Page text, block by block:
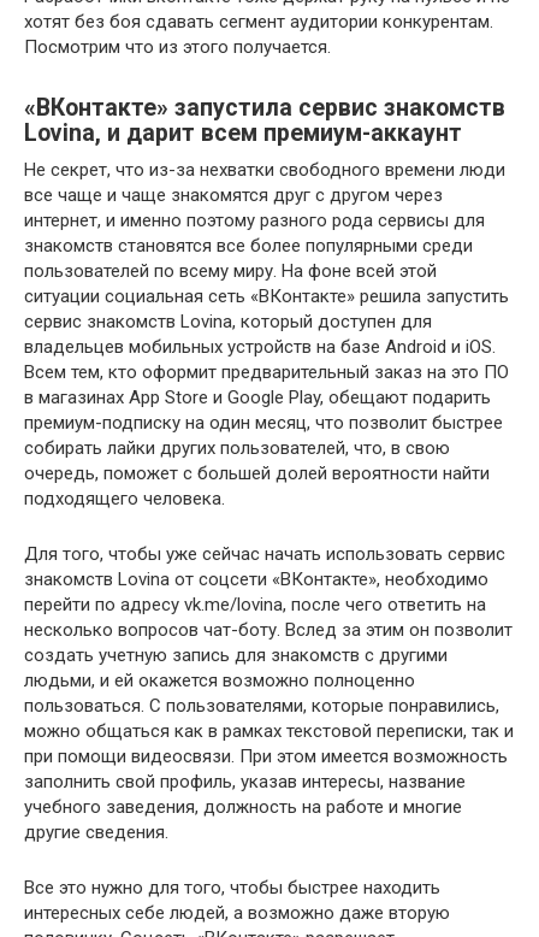
хотят без боя сдавать сегмент аудитории конкурентам.
Посмотрим что из этого получается.
«ВКонтакте» запустила сервис знакомств
Lovina, и дарит всем премиум-аккаунт
Не секрет, что из-за нехватки свободного времени люди
все чаще и чаще знакомятся друг с другом через
интернет, и именно поэтому разного рода сервисы для
знакомств становятся все более популярными среди
пользователей по всему миру. На фоне всей этой
ситуации социальная сеть «ВКонтакте» решила запустить
сервис знакомств Lovina, который доступен для
владельцев мобильных устройств на базе Android и iOS.
Всем тем, кто оформит предварительный заказ на это ПО
в магазинах App Store и Google Play, обещают подарить
премиум-подписку на один месяц, что позволит быстрее
собирать лайки других пользователей, что, в свою
очередь, поможет с большей долей вероятности найти
подходящего человека.
Для того, чтобы уже сейчас начать использовать сервис
знакомств Lovina от соцсети «ВКонтакте», необходимо
перейти по адресу vk.me/lovina, после чего ответить на
несколько вопросов чат-боту. Вслед за этим он позволит
создать учетную запись для знакомств с другими
людьми, и ей окажется возможно полноценно
пользоваться. С пользователями, которые понравились,
можно общаться как в рамках текстовой переписки, так и
при помощи видеосвязи. При этом имеется возможность
заполнить свой профиль, указав интересы, название
учебного заведения, должность на работе и многие
другие сведения.
Все это нужно для того, чтобы быстрее находить
интересных себе людей, а возможно даже вторую